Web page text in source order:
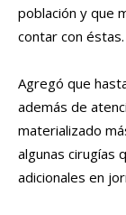
población y que
contar con éstas.
Agregó que
además de
materializado
algunas cirugías
adicionales en